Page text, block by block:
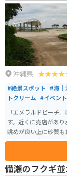
繁殖に成功したナンヨ
謎に包まれた沖縄の深
る水槽展示に留まらず
によるプログラムや
でき、海に対する興味
沖縄県
#絶景スポット #海｜
トクリーム #イベン
「エメラルドビーチ
す。近くに売店があ
眺めが良い上に砂質
監視員も常駐してい
ます。午前中にビー
方からは割引された
しいエリアになります
備瀬のフクギ